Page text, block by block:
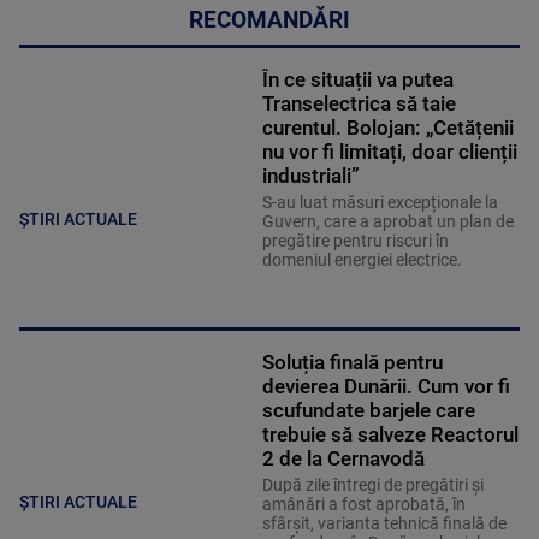
RECOMANDĂRI
ȘTIRI ACTUALE
În ce situații va putea
Transelectrica să taie
curentul. Bolojan: „Cetățenii
nu vor fi limitați, doar clienții
industriali”
S-au luat măsuri excepționale la
Guvern, care a aprobat un plan de
pregătire pentru riscuri în
domeniul energiei electrice.
ȘTIRI ACTUALE
Soluția finală pentru
devierea Dunării. Cum vor fi
scufundate barjele care
trebuie să salveze Reactorul
2 de la Cernavodă
După zile întregi de pregătiri și
amânări a fost aprobată, în
sfârșit, varianta tehnică finală de